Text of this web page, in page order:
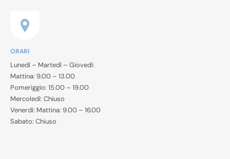
ORARI
Lunedì – Martedì – Giovedì:
Mattina: 9.00 – 13.00
Pomeriggio: 15.00 – 19.00
Mercoledì: Chiuso
Venerdì: Mattina: 9.00 – 16.00
Sabato: Chiuso